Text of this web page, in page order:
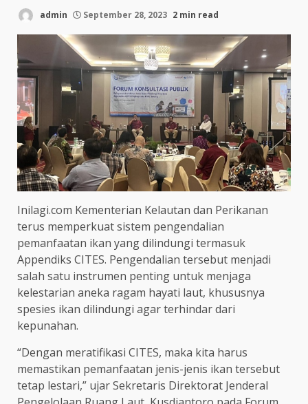
admin September 28, 2023 2 min read
Inilagi.com Kementerian Kelautan dan Perikanan
terus memperkuat sistem pengendalian
pemanfaatan ikan yang dilindungi termasuk
Appendiks CITES. Pengendalian tersebut menjadi
salah satu instrumen penting untuk menjaga
kelestarian aneka ragam hayati laut, khususnya
spesies ikan dilindungi agar terhindar dari
kepunahan.
“Dengan meratifikasi CITES, maka kita harus
memastikan pemanfaatan jenis-jenis ikan tersebut
tetap lestari,” ujar Sekretaris Direktorat Jenderal